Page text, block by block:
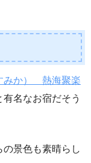
みか） 熱海聚楽
名なお宿だそう
景色も素晴らし